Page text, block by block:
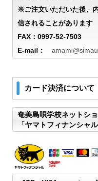
※ご注文いただいた後、
信されることがあります
FAX：0997-52-7503
E-mail：
カード決済について
奄美島唄学校ネットシ
「ヤマトフィナンシャ